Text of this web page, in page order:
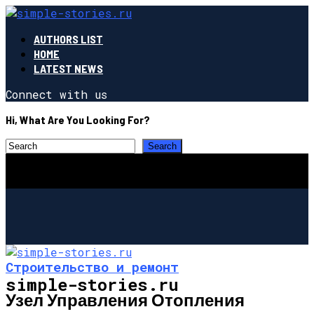
AUTHORS LIST
HOME
LATEST NEWS
Connect with us
Hi, What Are You Looking For?
simple-stories.ru
Строительство и ремонт
Узел Управления Отопления